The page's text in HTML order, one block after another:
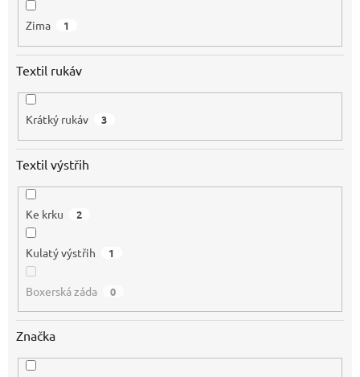
Zima 1
Textil rukáv
Krátký rukáv 3
Textil výstřih
Ke krku 2
Kulatý výstřih 1
Boxerská záda 0
Značka